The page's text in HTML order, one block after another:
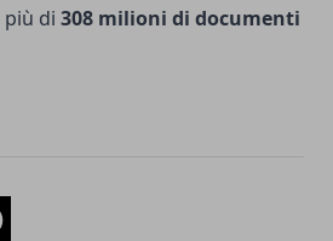
più di 308 milioni di documenti